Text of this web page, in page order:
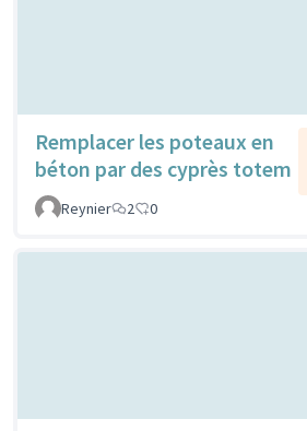
Remplacer les poteaux en
béton par des cyprès totem
Reynier
2 0